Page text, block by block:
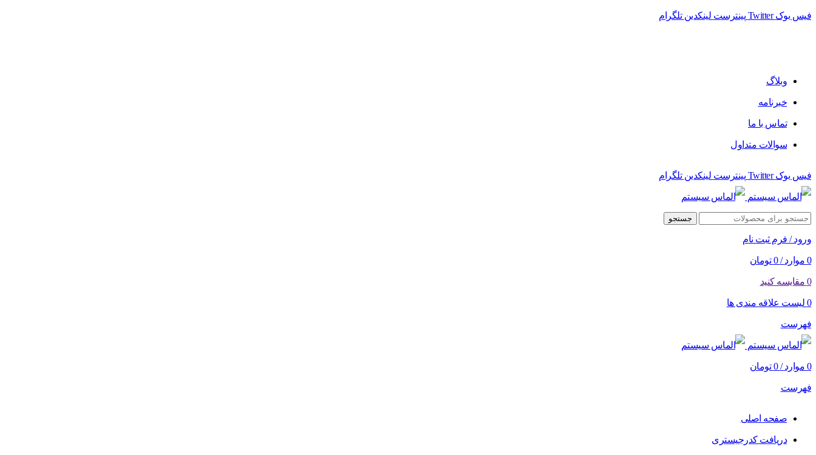
فیس بوک Twitter پینترست لینکدین تلگرام
وبلاگ
خبرنامه
تماس با ما
سوالات متداول
فیس بوک Twitter پینترست لینکدین تلگرام
جستجو
ورود / فرم ثبت نام
0 موارد /
0 تومان
0 مقایسه کنید
0 لیست علاقه مندی ها
فهرست
0 موارد /
0 تومان
فهرست
صفحه اصلی
دریافت کدرجیستری